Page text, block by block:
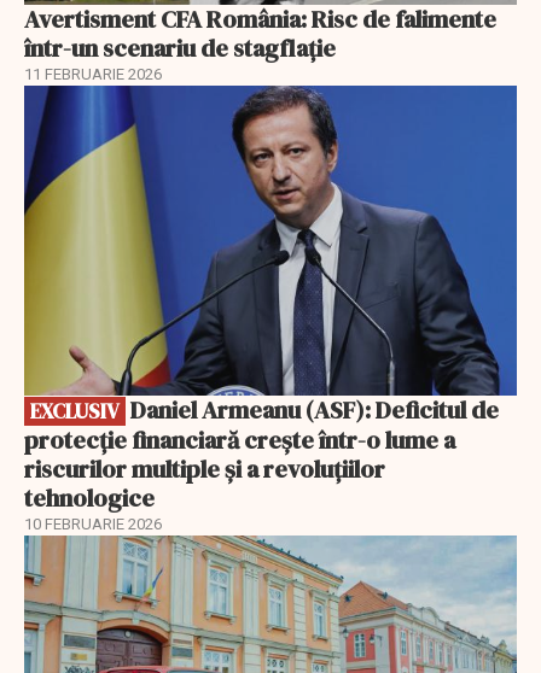
Avertisment CFA România: Risc de falimente
într-un scenariu de stagflație
11 FEBRUARIE 2026
EXCLUSIV
EXCLUSIV
protecție financiară crește într-o lume a
riscurilor multiple și a revoluțiilor
tehnologice
10 FEBRUARIE 2026